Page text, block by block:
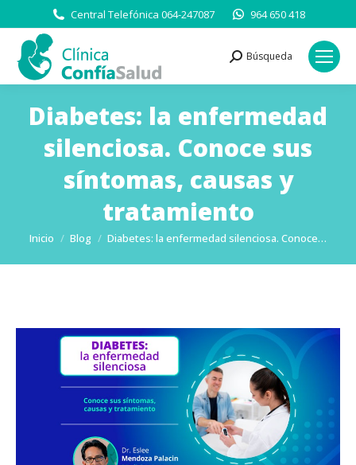
Central Telefónica 064-247087 964 650 418
Buscar:
Búsqueda
Diabetes: la enfermedad
silenciosa. Conoce sus
síntomas, causas y
tratamiento
Estás aquí:
Inicio Blog Diabetes: la enfermedad silenciosa. Conoce…